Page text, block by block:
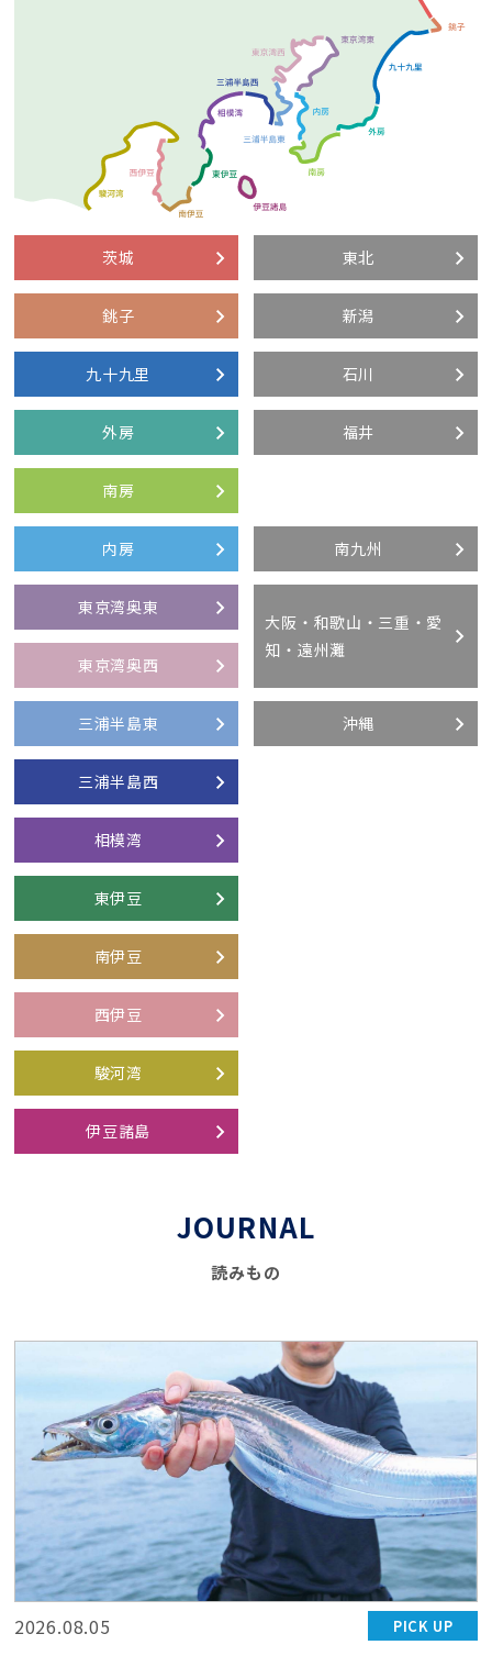
東北
新潟
石川
福井
茨城
銚子
九十九里
外房
南房
内房
東京湾奥東
三浦半島西
南伊豆
西伊豆
相模湾
東京湾奥西
三浦半島東
東伊豆
駿河湾
南九州
沖縄
大阪・和歌山・三重・愛
知・遠州灘
伊豆諸島
JOURNAL
読みもの
2026.08.05 PICK UP